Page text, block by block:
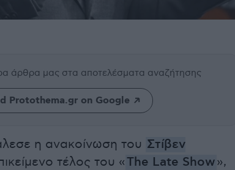
άρθρα μας στα αποτελέσματα αναζήτησης
Protothema.gr on Google
η ανακοίνωση του Στίβεν
τέλος του «The Late Show»,